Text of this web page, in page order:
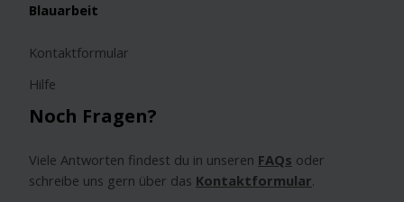
Noch Fragen?
Viele Antworten findest du in unseren FAQs oder
schreibe uns gern über das Kontaktformular.
Blauarbeit
Kontaktformular
Hilfe